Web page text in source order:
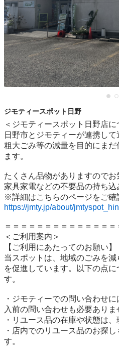
ジモティースポット日野
＜ジモティースポット日野店に
日野市とジモティーが連携して
粗⼤ごみ等の減量を⽬的にま
ます。
たくさん品物がありますのでお
家具家電などの不要品の持ち込
https://jmty.jp/about/
＝＝＝＝＝＝＝＝＝＝＝＝＝
＜ご利用案内＞
【ご利用にあたってのお願い】
当スポットは、地域のごみを
を促進しています。以下の点
す。
・ジモティーでの問い合わせ
入前の問い合わせも必要ありま
・リユース品の在庫や状態は
・店内でのリユース品のお探
す。